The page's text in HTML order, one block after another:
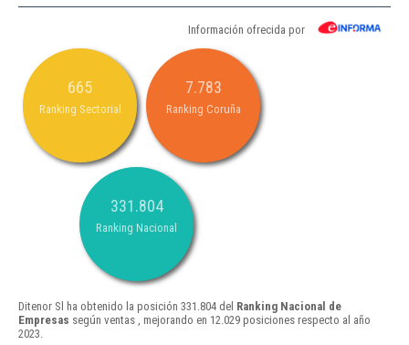
Información ofrecida por
665
Ranking Sectorial
7.783
Ranking Coruña
331.804
Ranking Nacional
Ditenor Sl ha obtenido la posición 331.804 del Ranking Nacional de
Empresas según ventas , mejorando en 12.029 posiciones respecto al año
2023.